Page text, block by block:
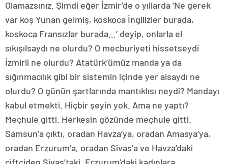
Olamazsınız. Şimdi eğer İzmir’de o yıllarda ‘Ne gerek
var koş Yunan gelmiş, koskoca İngilizler burada,
koskoca Fransızlar burada…’ deyip, onlarla el
sıkışılsaydı ne olurdu? O mecburiyeti hissetseydi
İzmirli ne olurdu? Atatürk’ümüz manda ya da
sığınmacılık gibi bir sistemin içinde yer alsaydı ne
olurdu? O günün şartlarında mantıklısı neydi? Mandayı
kabul etmekti. Hiçbir şeyin yok. Ama ne yaptı?
Meçhule gitti. Herkesin gözünde meçhule gitti.
Samsun’a çıktı, oradan Havza’ya, oradan Amasya’ya,
oradan Erzurum’a, oradan Sivas’a ve Havza’daki